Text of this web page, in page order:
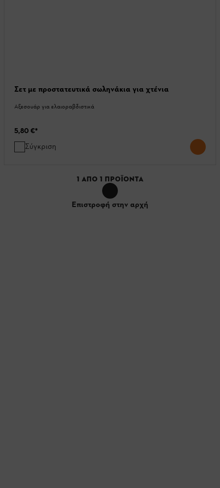
Σετ με προστατευτικά σωληνάκια για χτένια
Αξεσουάρ για ελαιοραβδιστικά
5,80 €*
Σύγκριση
1 ΑΠΌ 1 ΠΡΟΪΌΝΤΑ
Επιστροφή στην αρχή